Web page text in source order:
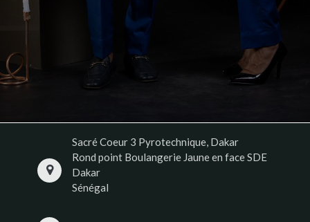
Sacré Coeur 3 Pyrotechnique, Dakar
Rond point Boulangerie Jaune en face SDE
Dakar
Sénégal